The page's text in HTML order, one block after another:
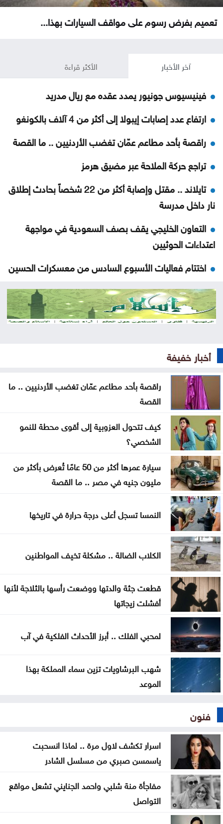
تعميم بفرض رسوم على مواقف السيارات بهذا...
آخر الأخبار الأكثر قراءة
فينيسيوس جونيور يمدد عقده مع ريال مدريد
ارتفاع عدد إصابات إيبولا إلى أكثر من 4 آلاف بالكونغو
راقصة بأحد مطاعم عمّان تغضب الأردنيين .. ما القصة
تراجع حركة الملاحة عبر مضيق هرمز
تايلاند .. مقتل وإصابة أكثر من 22 شخصاً بحادث إطلاق
نار داخل مدرسة
التعاون الخليجي يقف بصف السعودية في مواجهة
اعتداءات الحوثيين
اختتام فعاليات الأسبوع السادس من معسكرات الحسين
الذهب يتجه نحو أكبر مكاسب أسبوعية منذ أشهر
المغرب يتعاون لإعادة القُصّر المغاربة الموجودين لدى
إسبانيا
ارتفاع الدولار مقابل الين واليورو الجمعة
أسعار النفط تواصل ارتفاعها الجمعة
طقس صيفي عادي اليوم وارتفاع الأحد والاثنين
بعد أقوى صعود منذ فبراير .. إلى أين تتجه أسعار
الذهب؟
تهنئة لــ الدكتور القاضي بسام التلاهين
أخبار خفيفة
راقصة بأحد مطاعم عمّان تغضب الأردنيين .. ما
القصة
كيف تتحول العزوبية إلى أقوى محطة للنمو
الشخصي؟
سيارة عمرها أكثر من 50 عامًا تُعرض بأكثر من
مليون جنيه في مصر .. ما القصة
النمسا تسجل أعلى درجة حرارة في تاريخها
الكلاب الضالة .. مشكلة تخيف المواطنين
قطعت جثة والدتها ووضعت رأسها بالثلاجة لأنها
أفشلت زيجاتها
لمحبي الفلك .. أبرز الأحداث الفلكية في آب
شهب البرشاويات تزين سماء المملكة بهذا
الموعد
فنون
اسرار تكشف لاول مرة .. لماذا انسحبت
ياسمسن صبري من مسلسل الشادر
مفاجأة منة شلبي واحمد الجنايني تشعل مواقع
التواصل